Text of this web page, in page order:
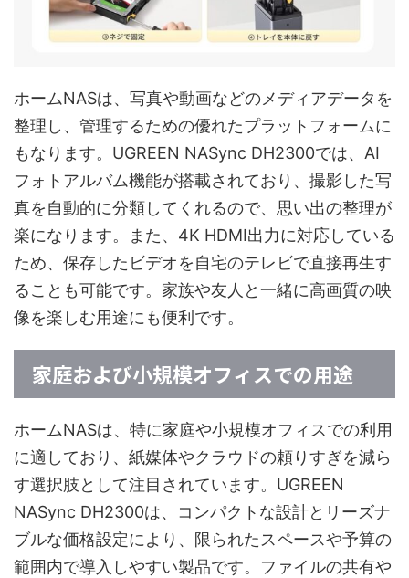
ホームNASは、写真や動画などのメディアデータを
整理し、管理するための優れたプラットフォームに
もなります。UGREEN NASync DH2300では、AI
フォトアルバム機能が搭載されており、撮影した写
真を自動的に分類してくれるので、思い出の整理が
楽になります。また、4K HDMI出力に対応している
ため、保存したビデオを自宅のテレビで直接再生す
ることも可能です。家族や友人と一緒に高画質の映
像を楽しむ用途にも便利です。
家庭および小規模オフィスでの用途
ホームNASは、特に家庭や小規模オフィスでの利用
に適しており、紙媒体やクラウドの頼りすぎを減ら
す選択肢として注目されています。UGREEN
NASync DH2300は、コンパクトな設計とリーズナ
ブルな価格設定により、限られたスペースや予算の
範囲内で導入しやすい製品です。ファイルの共有や